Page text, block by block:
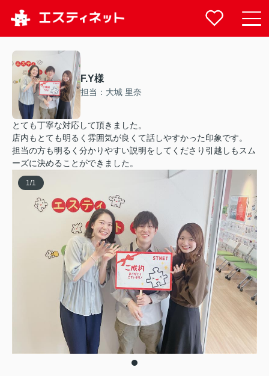
F.Y様
担当：大城 里奈
とても丁寧な対応して頂きました。
店内もとても明るく雰囲気が良くて話しやすかった印象です。
担当の方も明るく分かりやすい説明をしてくださり引越しもスム
ーズに決めることができました。
1 /1